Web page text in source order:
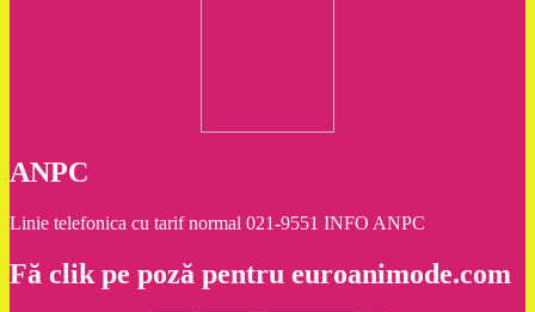
ANPC
Linie telefonica cu tarif normal 021-9551 INFO ANPC
Fă clik pe poză pentru euroanimode.com